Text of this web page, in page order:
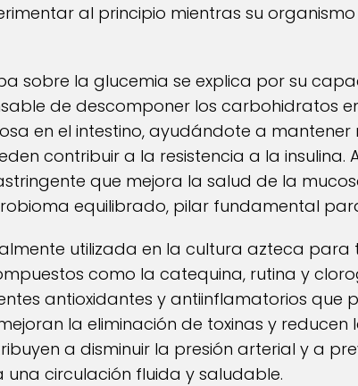
al principio mientras su
sobre la glucemia se explica por su
de descomponer los carbohidratos
en el intestino, ayudándote a mantener
contribuir a la resistencia a la insulina.
que mejora la salud de la
equilibrado, pilar fundamental
utilizada en la cultura azteca
como la catequina, rutina y
antioxidantes y antiinflamatorios que
la eliminación de toxinas y
a disminuir la presión arterial y a
circulación fluida y saludable.